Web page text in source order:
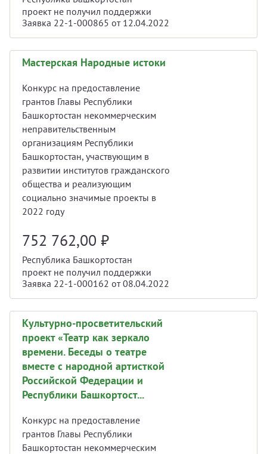
проект не получил поддержки
Заявка 22-1-000865 от 12.04.2022
Мастерская Народные истоки
Конкурс на предоставление
грантов Главы Республики
Башкортостан некоммерческим
неправительственным
организациям Республики
Башкортостан, участвующим в
развитии институтов гражданского
общества и реализующим
социально значимые проекты в
2022 году
752 762,00 ₽
Республика Башкортостан
проект не получил поддержки
Заявка 22-1-000162 от 08.04.2022
Культурно-просветительский
проект «Театр как зеркало
времени. Беседы о театре
вместе с народной артисткой
Российской Федерации и
Республики Башкортост...
Конкурс на предоставление
грантов Главы Республики
Башкортостан некоммерческим